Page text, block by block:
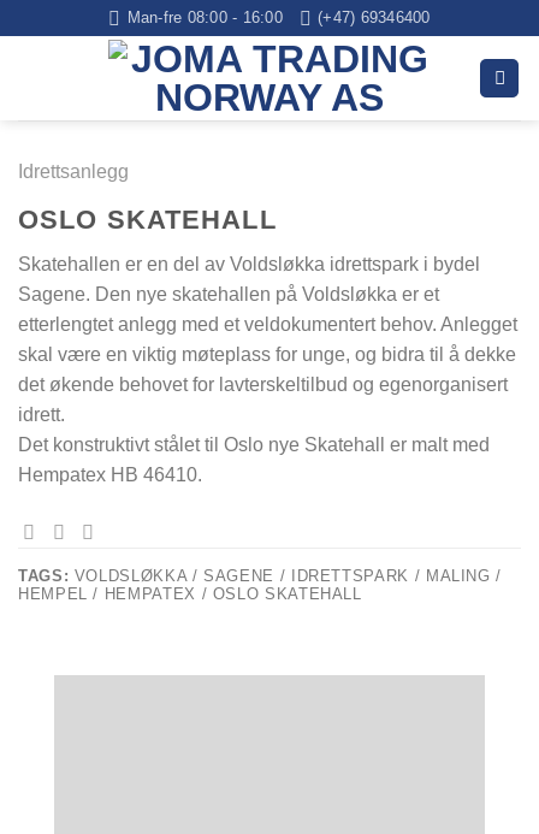
Man-fre 08:00 - 16:00 (+47) 69346400
Idrettsanlegg
OSLO SKATEHALL
Skatehallen er en del av Voldsløkka idrettspark i bydel
Sagene. Den nye skatehallen på Voldsløkka er et
etterlengtet anlegg med et veldokumentert behov. Anlegget
skal være en viktig møteplass for unge, og bidra til å dekke
det økende behovet for lavterskeltilbud og egenorganisert
idrett.
Det konstruktivt stålet til Oslo nye Skatehall er malt med
Hempatex HB 46410.
TAGS: VOLDSLØKKA / SAGENE / IDRETTSPARK / MALING /
HEMPEL / HEMPATEX / OSLO SKATEHALL